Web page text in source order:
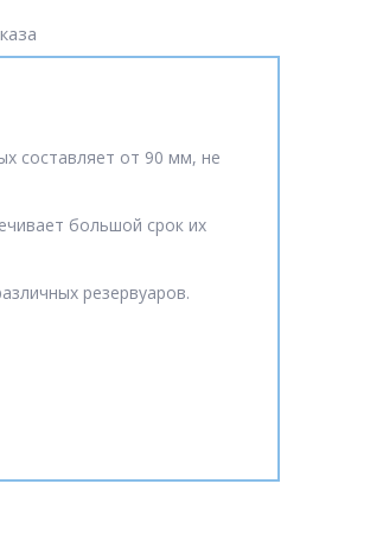
составляет от 90 мм, не
большой срок их
резервуаров.